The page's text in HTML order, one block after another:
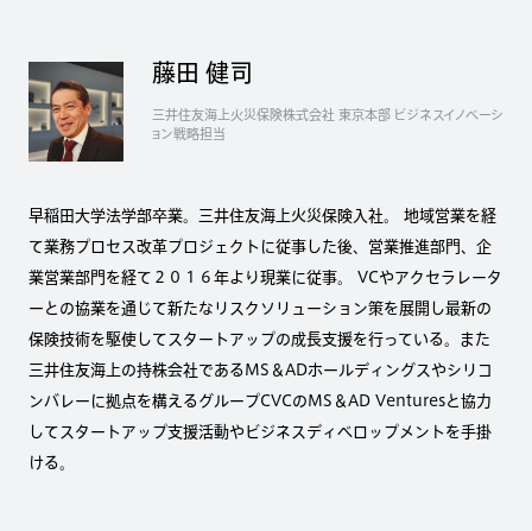
藤田 健司
三井住友海上火災保険株式会社 東京本部 ビジネスイノベーシ
ョン戦略担当
早稲田大学法学部卒業。三井住友海上火災保険入社。 地域営業を経
て業務プロセス改革プロジェクトに従事した後、営業推進部門、企
業営業部門を経て２０１６年より現業に従事。 VCやアクセラレータ
ーとの協業を通じて新たなリスクソリューション策を展開し最新の
保険技術を駆使してスタートアップの成長支援を行っている。また
三井住友海上の持株会社であるMS＆ADホールディングスやシリコ
ンバレーに拠点を構えるグループCVCのMS＆AD Venturesと協力
してスタートアップ支援活動やビジネスディベロップメントを手掛
ける。